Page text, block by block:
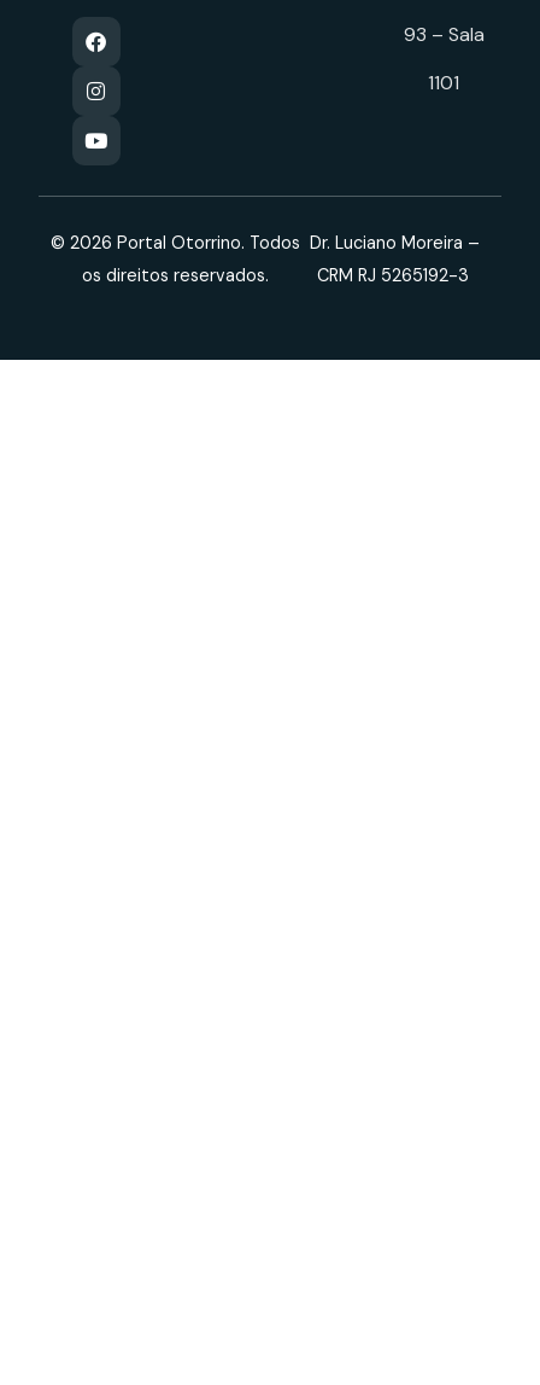
93 – Sala
1101
© 2026 Portal Otorrino. Todos
os direitos reservados.
Dr. Luciano Moreira –
CRM RJ 5265192-3